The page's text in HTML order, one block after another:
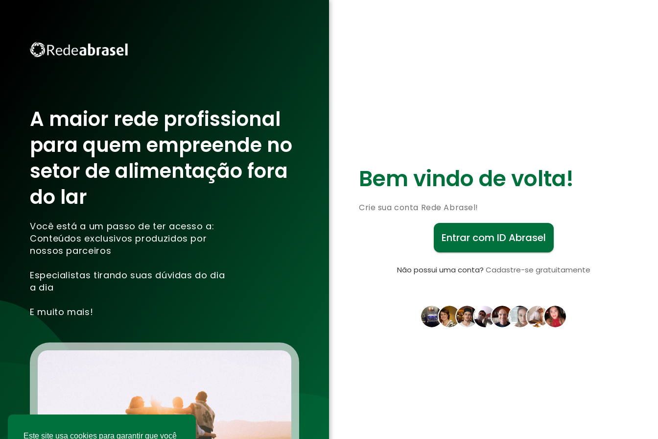
Este site usa cookies para garantir que você
A maior rede profissional
para quem empreende no
setor de alimentação fora
do lar
Você está a um passo de ter acesso a:
Conteúdos exclusivos produzidos por
nossos parceiros
Especialistas tirando suas dúvidas do dia
a dia
E muito mais!
Bem vindo de volta!
Crie sua conta Rede Abrasel!
Entrar com ID Abrasel
Não possui uma conta? Cadastre-se gratuitamente